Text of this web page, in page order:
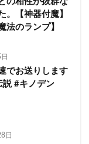
。【神器付魔】
法のランプ】
でお送りします
説 #キノデン
日